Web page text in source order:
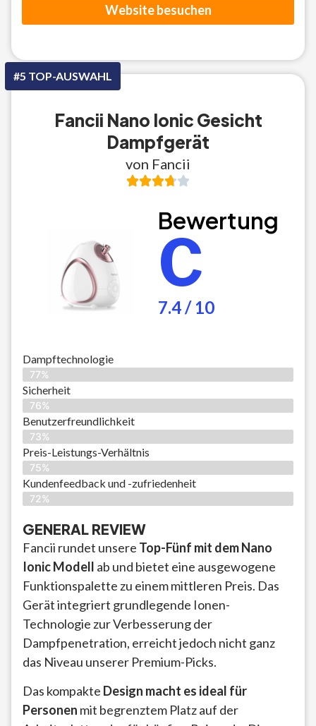
Website besuchen
#5 TOP-AUSWAHL
Fancii Nano Ionic Gesicht
Dampfgerät
von Fancii
Bewertung
C
7.4 / 10
Dampftechnologie
77%
Sicherheit
76%
Benutzerfreundlichkeit
73%
Preis-Leistungs-Verhältnis
75%
Kundenfeedback und -zufriedenheit
72%
GENERAL REVIEW
Fancii rundet unsere Top-Fünf mit dem Nano
Ionic Modell ab und bietet eine ausgewogene
Funktionspalette zu einem mittleren Preis. Das
Gerät integriert grundlegende Ionen-
Technologie zur Verbesserung der
Dampfpenetration, erreicht jedoch nicht ganz
das Niveau unserer Premium-Picks.
Das kompakte Design macht es ideal für
Personen mit begrenztem Platz auf der